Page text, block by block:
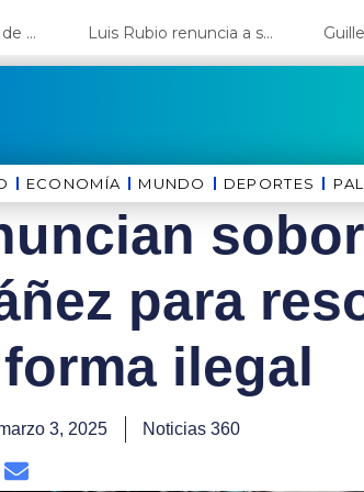
La Línea 2 del Metro de Lima y el Ramal 4 alcanzan un avance del 80% Luis Rubio renuncia a su candidatura a Lima y deja el camino libre a López Aliaga
ECONOMÍA MUNDO DEPORTES
para
ilegal
3, 2025 Noticias 360